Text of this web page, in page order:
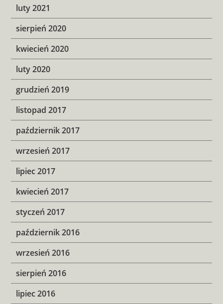
luty 2021
sierpień 2020
kwiecień 2020
luty 2020
grudzień 2019
listopad 2017
październik 2017
wrzesień 2017
lipiec 2017
kwiecień 2017
styczeń 2017
październik 2016
wrzesień 2016
sierpień 2016
lipiec 2016